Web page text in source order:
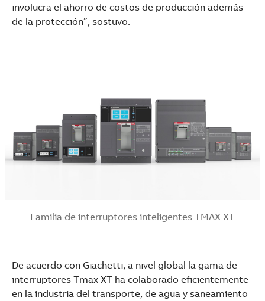
involucra el ahorro de costos de producción además
de la protección”, sostuvo.
Familia de interruptores inteligentes TMAX XT
De acuerdo con Giachetti, a nivel global la gama de
interruptores Tmax XT ha colaborado eficientemente
en la industria del transporte, de agua y saneamiento